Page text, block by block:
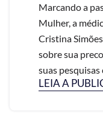
Marcando a
Mulher, a
Cristina
sobre sua
suas pesquisas
LEIA A